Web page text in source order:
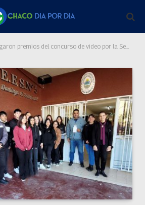
premios del concurso de video por la Seguridad Vial